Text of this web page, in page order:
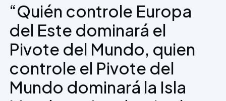
“Quién controle Europa
del Este dominará el
Pivote del Mundo, quien
controle el Pivote del
Mundo dominará la Isla